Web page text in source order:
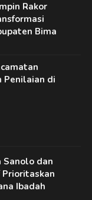
Rakor
Bima
Penilaian di
Sanolo dan
Prioritaskan
Ibadah